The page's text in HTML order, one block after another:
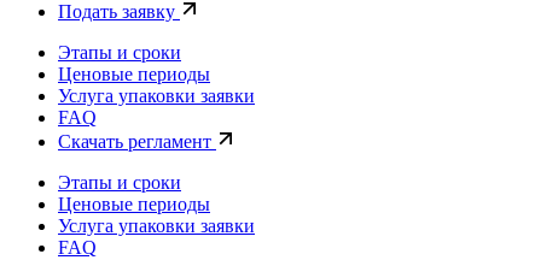
Подать заявку
Этапы и сроки
Ценовые периоды
Услуга упаковки заявки
FAQ
Скачать регламент
Этапы и сроки
Ценовые периоды
Услуга упаковки заявки
FAQ